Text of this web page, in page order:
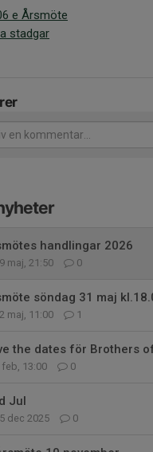
e Årsmöte
stadgar
handlingar 2026
maj, 21:50 0
söndag 31 maj
maj, 11:00 1
the dates för Brothers
feb, 13:00 0
Jul
dec 2025 0